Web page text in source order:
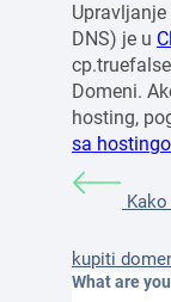
DNS) je u
Domeni.
hosting,
sa
kupiti
What are